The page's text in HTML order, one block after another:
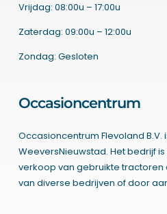
Vrijdag: 08:00u – 17:00u
Zaterdag: 09:00u – 12:00u
Zondag: Gesloten
Occasioncentrum
Occasioncentrum Flevoland B.V.
WeeversNieuwstad. Het bedrijf
verkoop van gebruikte tractoren
van diverse bedrijven of door